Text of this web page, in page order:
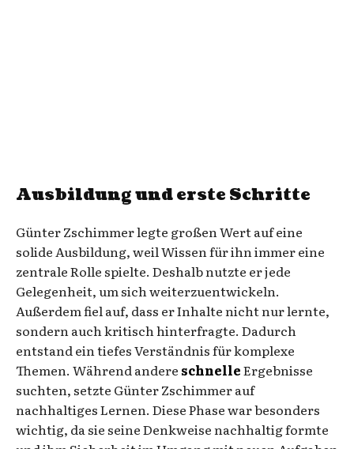
Ausbildung und erste Schritte
Günter Zschimmer legte großen Wert auf eine
solide Ausbildung, weil Wissen für ihn immer eine
zentrale Rolle spielte. Deshalb nutzte er jede
Gelegenheit, um sich weiterzuentwickeln.
Außerdem fiel auf, dass er Inhalte nicht nur lernte,
sondern auch kritisch hinterfragte. Dadurch
entstand ein tiefes Verständnis für komplexe
Themen. Während andere schnelleErgebnisse
suchten, setzte Günter Zschimmer auf
nachhaltiges Lernen. Diese Phase war besonders
wichtig, da sie seine Denkweise nachhaltig formte